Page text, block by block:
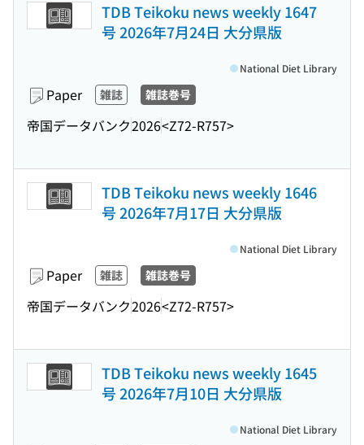
TDB Teikoku news weekly 1647
号 2026年7月24日 大分県版
Paper 雑誌 雑誌巻号
帝国データバンク2026<Z72-R757>
National Diet Library
TDB Teikoku news weekly 1646
号 2026年7月17日 大分県版
Paper 雑誌 雑誌巻号
帝国データバンク2026<Z72-R757>
National Diet Library
TDB Teikoku news weekly 1645
号 2026年7月10日 大分県版
National Diet Library